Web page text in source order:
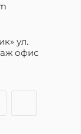
ул.
офис